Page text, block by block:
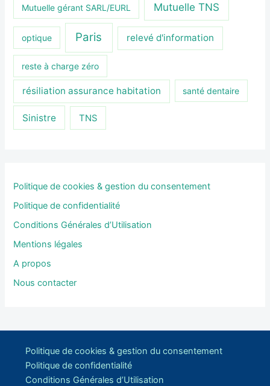
Mutuelle gérant SARL/EURL Mutuelle TNS
optique Paris relevé d'information
reste à charge zéro
résiliation assurance habitation santé dentaire
Sinistre TNS
Politique de cookies & gestion du consentement
Politique de confidentialité
Conditions Générales d’Utilisation
Mentions légales
A propos
Nous contacter
Politique de cookies & gestion du consentement
Politique de confidentialité
Conditions Générales d’Utilisation